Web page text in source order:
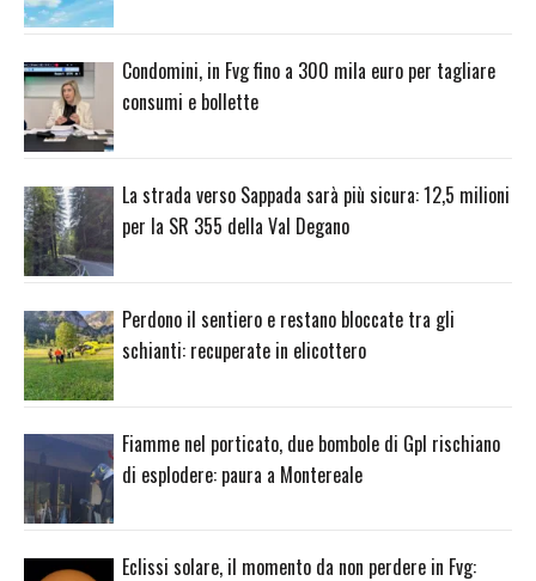
Condomini, in Fvg fino a 300 mila euro per tagliare
consumi e bollette
La strada verso Sappada sarà più sicura: 12,5 milioni
per la SR 355 della Val Degano
Perdono il sentiero e restano bloccate tra gli
schianti: recuperate in elicottero
Fiamme nel porticato, due bombole di Gpl rischiano
di esplodere: paura a Montereale
Eclissi solare, il momento da non perdere in Fvg: